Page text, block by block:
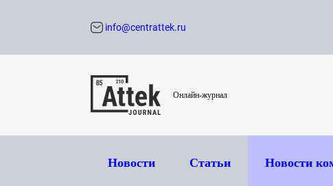
info@centrattek.ru
Онлайн-журнал
Новости Статьи Новости